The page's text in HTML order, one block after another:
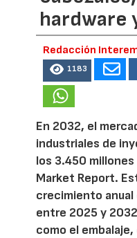
hardware
Redacción
1183
En 2032, el
industriales de
los 3.450
Market Report.
crecimiento
entre 2025 y
como el